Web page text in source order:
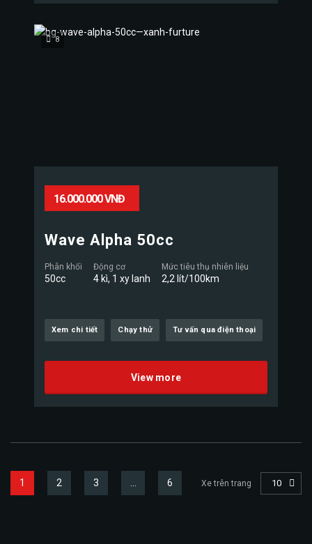
8
16.000.000 VNĐ
Wave Alpha 50cc
Phân khối
50cc
Động cơ
4 kì, 1 xy lanh
Mức tiêu thụ nhiên liệu
2,2 lít/100km
Xem chi tiết Chạy thử Tư vấn qua điện thoại
View more
1 2 3 6 Xe trên trang 10